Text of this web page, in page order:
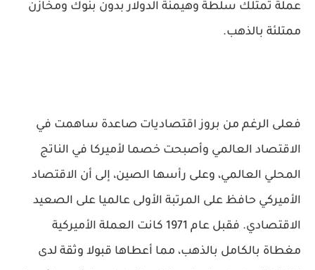
عملة تمتلك سلطة وهيمنة الدولار بدون بنوك ومخازن
ممتلئة بالذهب.
فعلى الرغم من بروز اقتصاديات صاعدة ساهمت في
الاقتصاد العالمي وأصبحت خصما لأميركا في الناتج
المحلي العالمي، وعلى رأسها الصين، إلى أن الاقتصاد
الأميركي حافظ على المرتبة الأولى عالميا على الصعيد
الاقتصادي. فقبل عام 1971 كانت العملة الأميركية
مغطاة بالكامل بالذهب، مما أعطاها قبولا وثقة لدى